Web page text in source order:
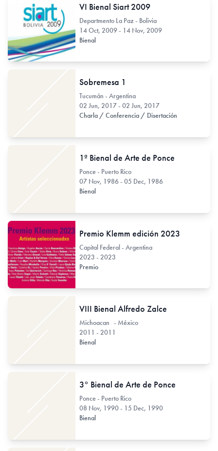
VI Bienal Siart 2009
Departmento La Paz - Bolivia
14 Oct, 2009 - 14 Nov, 2009
Bienal
Sobremesa 1
Tucumán - Argentina
02 Jun, 2017 - 02 Jun, 2017
Charla / Conferencia / Disertación
1ª Bienal de Arte de Ponce
Ponce - Puerto Rico
07 Nov, 1986 - 05 Dec, 1986
Bienal
Premio Klemm edición 2023
Capital Federal - Argentina
2023 - 2023
Premio
VIII Bienal Alfredo Zalce
Michoacan - México
2011 - 2011
Bienal
3° Bienal de Arte de Ponce
Ponce - Puerto Rico
08 Nov, 1990 - 15 Dec, 1990
Bienal